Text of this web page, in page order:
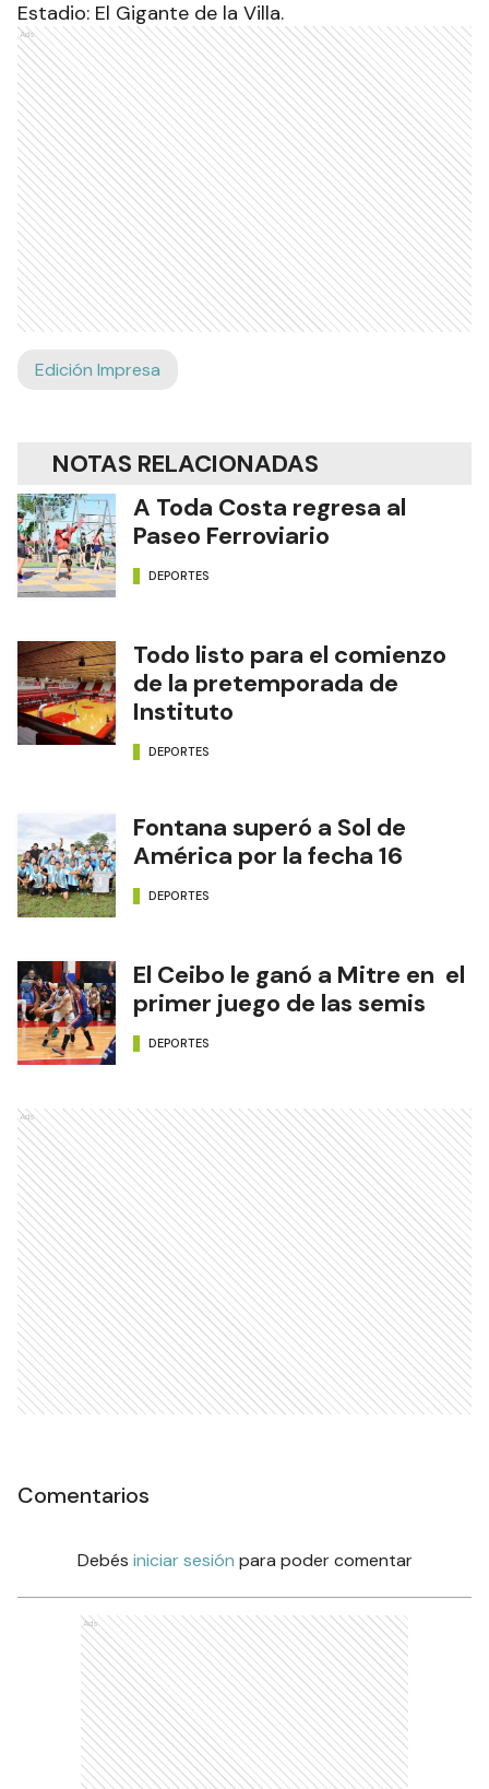
Estadio: El Gigante de la Villa.
Ads
Edición Impresa
NOTAS RELACIONADAS
A Toda Costa regresa al
Paseo Ferroviario
DEPORTES
Todo listo para el comienzo
de la pretemporada de
Instituto
DEPORTES
Fontana superó a Sol de
América por la fecha 16
DEPORTES
El Ceibo le ganó a Mitre en el
primer juego de las semis
DEPORTES
Ads
Comentarios
Debés iniciar sesión para poder comentar
Ads